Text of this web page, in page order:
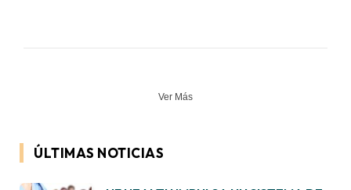
Ver Más
ÚLTIMAS NOTICIAS